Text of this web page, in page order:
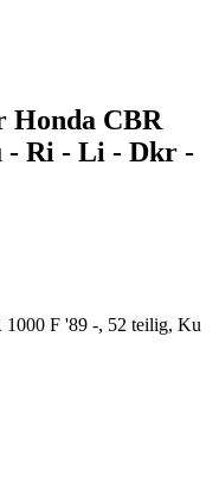
Honda CBR
- Ri - Li - Dkr -